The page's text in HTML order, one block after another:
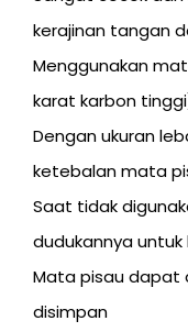
kerajinan tangan
Menggunakan
karat karbon
Dengan ukuran
ketebalan mata
Saat tidak
dudukannya untuk
Mata pisau dapat
disimpan